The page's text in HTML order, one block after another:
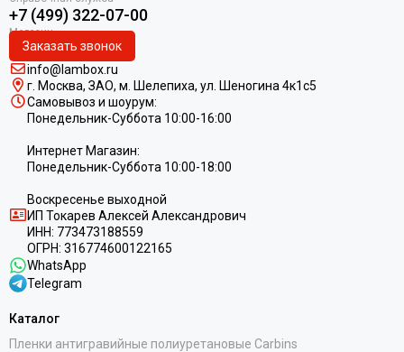
+7 (499) 322-07-00
Заказать звонок
info@lambox.ru
г. Москва, ЗАО, м. Шелепиха, ул. Шеногина 4к1c5
Самовывоз и шоурум:
Понедельник-Суббота 10:00-16:00
Интернет Магазин:
Понедельник-Суббота 10:00-18:00
Воскресенье выходной
ИП Токарев Алексей Александрович
ИНН: 773473188559
ОГРН: 316774600122165
WhatsApp
Telegram
Каталог
Пленки антигравийные полиуретановые Carbins